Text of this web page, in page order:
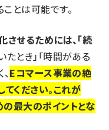
とは可能です。
させるためには、「続
たとき」「時間がある
Eコマース事業の絶
ください。これが
の最大のポイントとな